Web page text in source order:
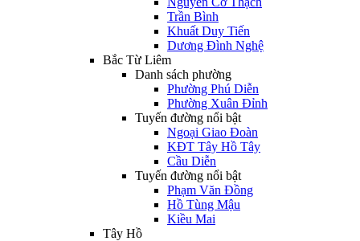
Trần Bình
Khuất Duy Tiến
Dương Đình Nghệ
Bắc Từ Liêm
Danh sách phường
Phường Phú Diễn
Phường Xuân Đỉnh
Tuyến đường nổi bật
Ngoại Giao Đoàn
KĐT Tây Hồ Tây
Cầu Diễn
Tuyến đường nổi bật
Phạm Văn Đồng
Hồ Tùng Mậu
Kiều Mai
Tây Hồ